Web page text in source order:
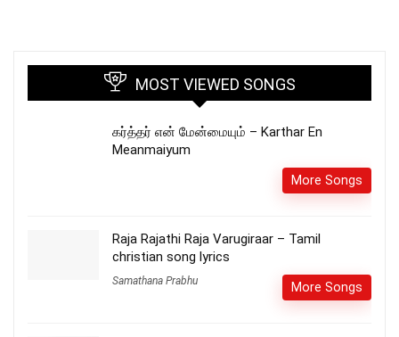
MOST VIEWED SONGS
கர்த்தர் என் மேன்மையும் – Karthar En
Meanmaiyum
More Songs
Raja Rajathi Raja Varugiraar – Tamil
christian song lyrics
Samathana Prabhu More Songs